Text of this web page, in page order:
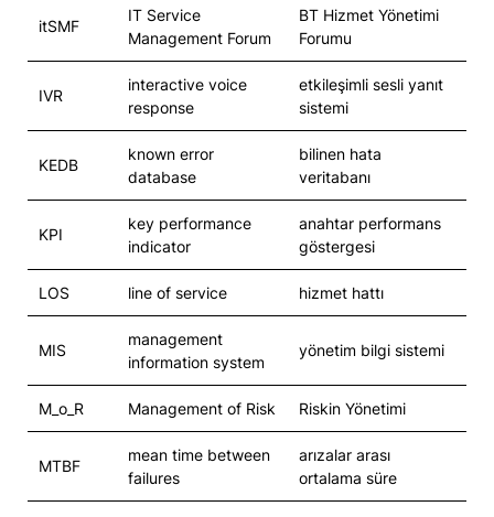
itSMF
IT Service
Management Forum
BT Hizmet Yönetimi
Forumu
IVR
interactive voice
response
etkileşimli sesli yanıt
sistemi
KEDB
known error
database
bilinen hata
veritabanı
KPI
key performance
indicator
anahtar performans
göstergesi
LOS line of service hizmet hattı
MIS
management
information system
yönetim bilgi sistemi
M_o_R Management of Risk Riskin Yönetimi
MTBF
mean time between
failures
arızalar arası
ortalama süre